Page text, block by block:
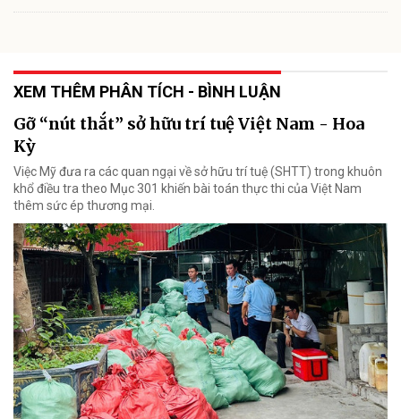
XEM THÊM PHÂN TÍCH - BÌNH LUẬN
Gỡ “nút thắt” sở hữu trí tuệ Việt Nam - Hoa
Kỳ
Việc Mỹ đưa ra các quan ngại về sở hữu trí tuệ (SHTT) trong khuôn
khổ điều tra theo Mục 301 khiến bài toán thực thi của Việt Nam
thêm sức ép thương mại.